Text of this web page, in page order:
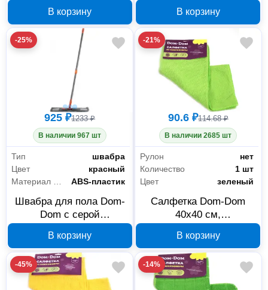
231-0053
В корзину В корзину
-25%
925 ₽1233 ₽
В наличии 967 шт
Тип
швабра
Цвет
красный
ABS-пластик
Швабра для пола Dom-
Dom с серой
231-0051
В корзину
-21%
90.6 ₽114.68 ₽
В наличии 2685 шт
Рулон
нет
Количество
1 шт
Цвет
зеленый
Салфетка Dom-Dom
40x40 см,
микрофибра 231-0045
В корзину
-45% -14%